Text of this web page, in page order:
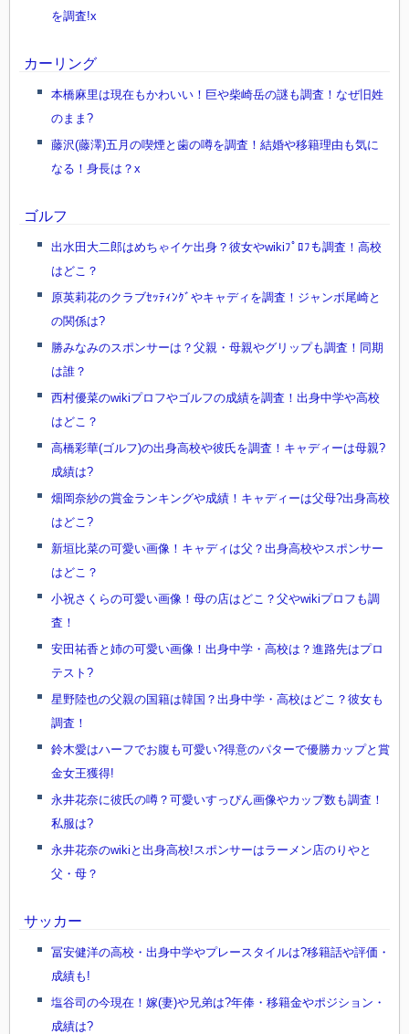
を調査!x
カーリング
本橋麻里は現在もかわいい！巨や柴崎岳の謎も調査！なぜ旧姓
のまま?
藤沢(藤澤)五月の喫煙と歯の噂を調査！結婚や移籍理由も気に
なる！身長は？x
ゴルフ
出水田大二郎はめちゃイケ出身？彼女やwikiﾌﾟﾛﾌも調査！高校
はどこ？
原英莉花のクラブｾｯﾃｨﾝｸﾞやキャディを調査！ジャンボ尾崎と
の関係は?
勝みなみのスポンサーは？父親・母親やグリップも調査！同期
は誰？
西村優菜のwikiプロフやゴルフの成績を調査！出身中学や高校
はどこ？
高橋彩華(ゴルフ)の出身高校や彼氏を調査！キャディーは母親?
成績は?
畑岡奈紗の賞金ランキングや成績！キャディーは父母?出身高校
はどこ?
新垣比菜の可愛い画像！キャディは父？出身高校やスポンサー
はどこ？
小祝さくらの可愛い画像！母の店はどこ？父やwikiプロフも調
査！
安田祐香と姉の可愛い画像！出身中学・高校は？進路先はプロ
テスト?
星野陸也の父親の国籍は韓国？出身中学・高校はどこ？彼女も
調査！
鈴木愛はハーフでお腹も可愛い?得意のパターで優勝カップと賞
金女王獲得!
永井花奈に彼氏の噂？可愛いすっぴん画像やカップ数も調査！
私服は?
永井花奈のwikiと出身高校!スポンサーはラーメン店のりやと
父・母？
サッカー
冨安健洋の高校・出身中学やプレースタイルは?移籍話や評価・
成績も!
塩谷司の今現在！嫁(妻)や兄弟は?年俸・移籍金やポジション・
成績は?